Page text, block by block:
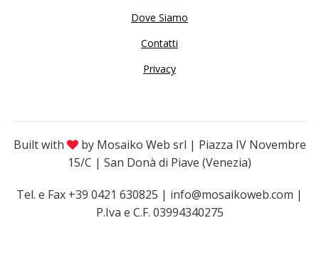
Dove Siamo
Contatti
Privacy
Built with
by Mosaiko Web srl | Piazza IV Novembre
15/C | San Donà di Piave (Venezia)
Tel. e Fax +39 0421 630825 | info@mosaikoweb.com |
P.Iva e C.F. 03994340275